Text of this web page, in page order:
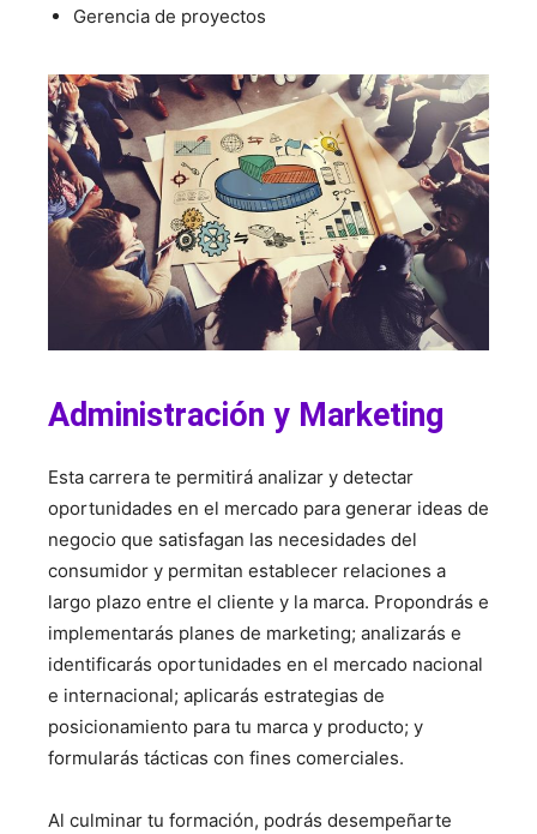
Gerencia de proyectos
Administración y Marketing
Esta carrera te permitirá analizar y detectar
oportunidades en el mercado para generar ideas de
negocio que satisfagan las necesidades del
consumidor y permitan establecer relaciones a
largo plazo entre el cliente y la marca. Propondrás e
implementarás planes de marketing; analizarás e
identificarás oportunidades en el mercado nacional
e internacional; aplicarás estrategias de
posicionamiento para tu marca y producto; y
formularás tácticas con fines comerciales.
Al culminar tu formación, podrás desempeñarte